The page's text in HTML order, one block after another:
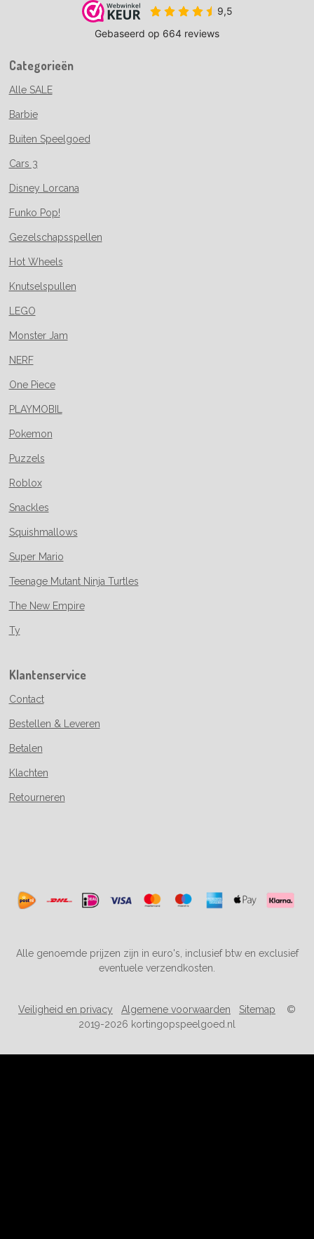
Categorieën
Alle SALE
Barbie
Buiten Speelgoed
Cars 3
Disney Lorcana
Funko Pop!
Gezelschapsspellen
Hot Wheels
Knutselspullen
LEGO
Monster Jam
NERF
One Piece
PLAYMOBIL
Pokemon
Puzzels
Roblox
Snackles
Squishmallows
Super Mario
Teenage Mutant Ninja Turtles
The New Empire
Ty
Klantenservice
Contact
Bestellen & Leveren
Betalen
Klachten
Retourneren
Alle genoemde prijzen zijn in euro's, inclusief btw en exclusief
eventuele verzendkosten.
Veiligheid en privacy Algemene voorwaarden Sitemap ©
2019-2026 kortingopspeelgoed.nl